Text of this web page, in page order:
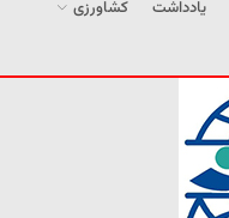
یادداشت
کشاورزی